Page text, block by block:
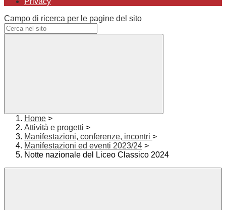
Campo di ricerca per le pagine del sito
Home >
Attività e progetti >
Manifestazioni, conferenze, incontri >
Manifestazioni ed eventi 2023/24 >
Notte nazionale del Liceo Classico 2024